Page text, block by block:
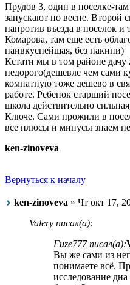
Прудов 3, один в поселке-
запускают по весне. Второй
напротив въезда в поселок и
Комарова, там еще есть
наивкуснейшая, без накипи)
Кстати мы в том районе
недорого(дешевле чем сами
комнатную тоже дешево в
работе. Ребенок старший
школа действительно
Ключе. Сами прожили в
все плюсы и минусы знаем
ken-zinoveva
Вернуться к началу
ken-zinoveva » Чт окт 17,
Valery писал(а):
Fuze777 писал(а):
Вы же сами из
понимаете всё.
исследование